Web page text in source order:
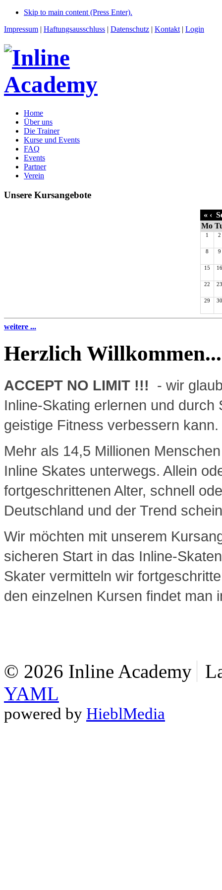
Skip to main content (Press Enter).
Impressum | Haftungsausschluss | Datenschutz | Kontakt | Login
Home
Über uns
Die Trainer
Kurse und Events
FAQ
Events
Partner
Verein
Unsere Kursangebote
« ‹
Mo
1 2
8 9
15 16
22 23
29 30
weitere ...
Herzlich Willkommen...
ACCEPT NO LIMIT !!! - wir
Inline-Skating erlernen und
geistige Fitness verbessern kann.
Mehr als 14,5 Millionen
Inline Skates unterwegs. Allein
fortgeschrittenen Alter, schnell
Deutschland und der Trend
Wir möchten mit unserem
sicheren Start in das Inline-
Skater vermitteln wir
den einzelnen Kursen findet man
© 2026 Inline Academy
YAML
powered by HieblMedia